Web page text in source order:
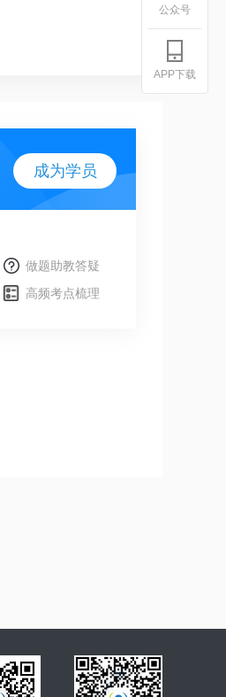
成为学员
做题助教答疑
高频考点梳理
公众号
APP下载